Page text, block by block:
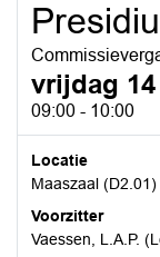
vrijdag
09:00 - 10:00
Locatie
Maaszaal (D2.01)
Voorzitter
Vaessen, L.A.P.